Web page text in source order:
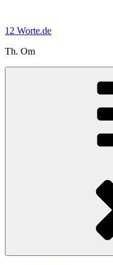
springen
12 Worte.de
Th. Om